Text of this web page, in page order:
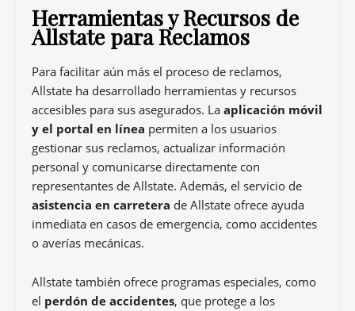
Herramientas y Recursos de
Allstate para Reclamos
Para facilitar aún más el proceso de reclamos,
Allstate ha desarrollado herramientas y recursos
accesibles para sus asegurados. La aplicación móvil
y el portal en línea permiten a los usuarios
gestionar sus reclamos, actualizar información
personal y comunicarse directamente con
representantes de Allstate. Además, el servicio de
asistencia en carretera de Allstate ofrece ayuda
inmediata en casos de emergencia, como accidentes
o averías mecánicas.
Allstate también ofrece programas especiales, como
el perdón de accidentes, que protege a los